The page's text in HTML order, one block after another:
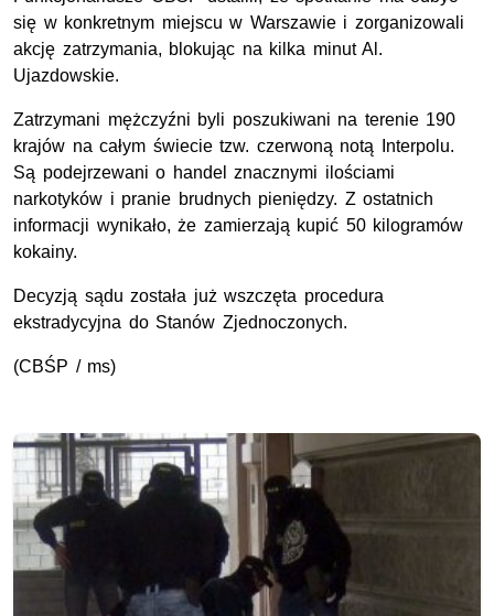
się w konkretnym miejscu w Warszawie i zorganizowali
akcję zatrzymania, blokując na kilka minut Al.
Ujazdowskie.
Zatrzymani mężczyźni byli poszukiwani na terenie 190
krajów na całym świecie tzw. czerwoną notą Interpolu.
Są podejrzewani o handel znacznymi ilościami
narkotyków i pranie brudnych pieniędzy. Z ostatnich
informacji wynikało, że zamierzają kupić 50 kilogramów
kokainy.
Decyzją sądu została już wszczęta procedura
ekstradycyjna do Stanów Zjednoczonych.
(CBŚP / ms)